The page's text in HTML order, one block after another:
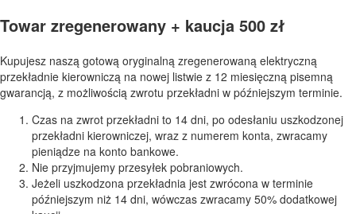
Towar zregenerowany + kaucja 500 zł
Kupujesz naszą gotową oryginalną zregenerowaną elektryczną
przekładnie kierowniczą na nowej listwie z 12 miesięczną pisemną
gwarancją, z możliwością zwrotu przekładni w późniejszym terminie.
Czas na zwrot przekładni to 14 dni, po odesłaniu uszkodzonej
przekładni kierowniczej, wraz z numerem konta, zwracamy
pieniądze na konto bankowe.
Nie przyjmujemy przesyłek pobraniowych.
Jeżeli uszkodzona przekładnia jest zwrócona w terminie
późniejszym niż 14 dni, wówczas zwracamy 50% dodatkowej